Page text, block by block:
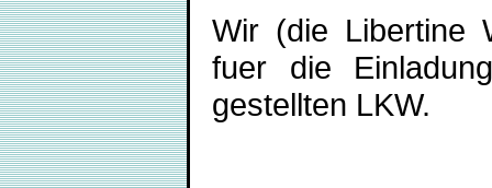
Wir (die Libertine
fuer die
gestellten LKW.